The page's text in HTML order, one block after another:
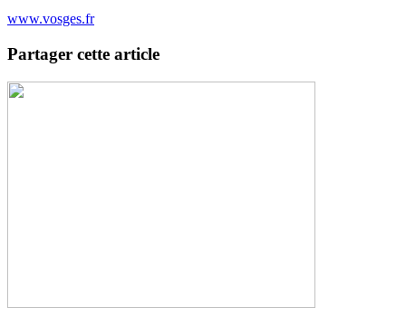
www.vosges.fr
Partager cette article